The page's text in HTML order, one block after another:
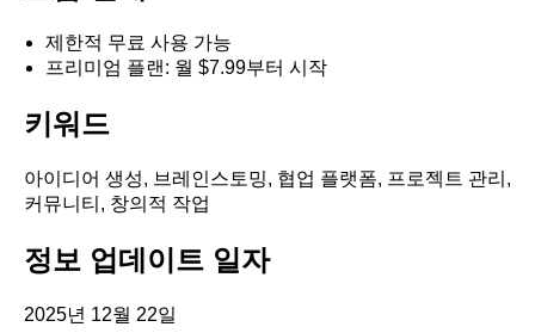
제한적 무료 사용 가능
프리미엄 플랜: 월 $7.99부터 시작
키워드
아이디어 생성, 브레인스토밍, 협업 플랫폼, 프로젝트 관리,
커뮤니티, 창의적 작업
정보 업데이트 일자
2025년 12월 22일